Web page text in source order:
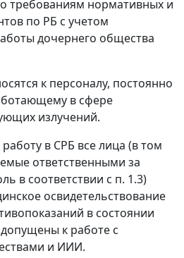
требованиям нормативных и
по РБ с учетом
дочернего общества
к персоналу, постоянно
в сфере
излучений.
в СРБ все лица (в том
ответственными за
в соответствии с п. 1.3)
освидетельствование
в состоянии
к работе с
и ИИИ.